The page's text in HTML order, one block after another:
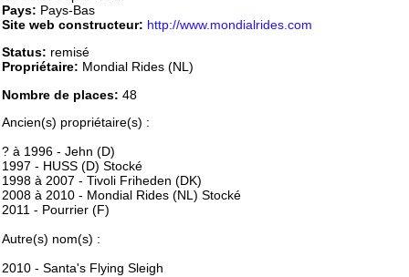
Pays: Pays-Bas
Site web constructeur: http://www.mondialrides.com
Status: remisé
Propriétaire: Mondial Rides (NL)
Nombre de places: 48
Ancien(s) propriétaire(s) :
? à 1996 - Jehn (D)
1997 - HUSS (D) Stocké
1998 à 2007 - Tivoli Friheden (DK)
2008 à 2010 - Mondial Rides (NL) Stocké
2011 - Pourrier (F)
Autre(s) nom(s) :
2010 - Santa's Flying Sleigh